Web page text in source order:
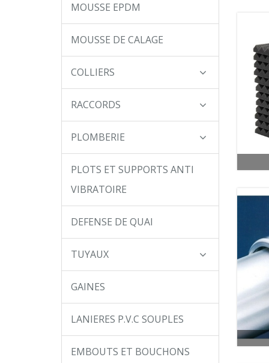
MOUSSE EPDM
MOUSSE DE CALAGE
COLLIERS
RACCORDS
PLOMBERIE
PLOTS ET SUPPORTS ANTI
VIBRATOIRE
DEFENSE DE QUAI
TUYAUX
GAINES
LANIERES P.V.C SOUPLES
EMBOUTS ET BOUCHONS